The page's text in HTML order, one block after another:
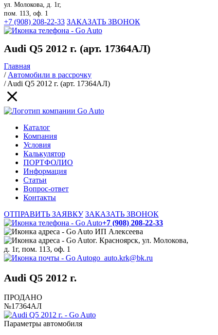
ул. Молокова, д. 1г,
пом. 113, оф. 1
+7 (908) 208-22-33 ЗАКАЗАТЬ ЗВОНОК
Audi Q5 2012 г. (арт. 17364АЛ)
Главная
/Автомобили в рассрочку
/Audi Q5 2012 г. (арт. 17364АЛ)
Каталог
Компания
Условия
Калькулятор
ПОРТФОЛИО
Информация
Статьи
Вопрос-ответ
Контакты
ОТПРАВИТЬ ЗАЯВКУ ЗАКАЗАТЬ ЗВОНОК
+7 (908) 208-22-33
ИП Алексеева
г. Красноярск, ул. Молокова,
д. 1г, пом. 113, оф. 1
go_auto.krk@bk.ru
Audi Q5 2012 г.
ПРОДАНО
№17364АЛ
Параметры автомобиля